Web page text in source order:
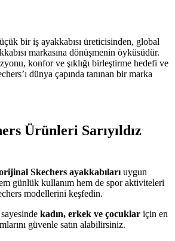
bir iş ayakkabısı üreticisinden, global
markasına dönüşmenin öyküsüdür.
konfor ve şıklığı birleştirme hedefi ve
dünya çapında tanınan bir marka
Ürünleri Sarıyıldız
Skechers ayakkabıları uygun
günlük kullanım hem de spor aktiviteleri
modellerini keşfedin.
kadın, erkek ve çocuklar için en
güvenle satın alabilirsiniz.